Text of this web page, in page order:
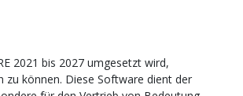
2021 bis 2027 umgesetzt wird,
zu können. Diese Software dient der